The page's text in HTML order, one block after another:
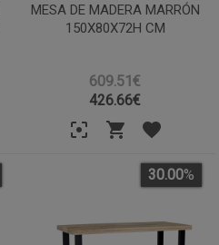
MESA DE MADERA MARRÓN
150X80X72H CM
609.51€
426.66€
30.00%